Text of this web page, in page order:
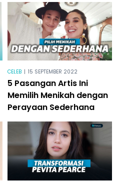
CELEB | 15 SEPTEMBER 2022
5 Pasangan Artis Ini
Memilih Menikah dengan
Perayaan Sederhana